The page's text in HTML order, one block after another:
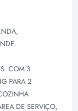
COM 3
PARA 2
DE SERVIÇO,